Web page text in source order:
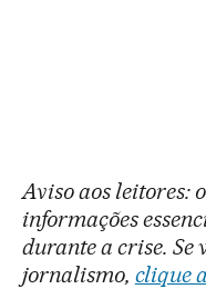
Aviso aos leitores:
informações
durante a crise. Se
jornalismo, clique